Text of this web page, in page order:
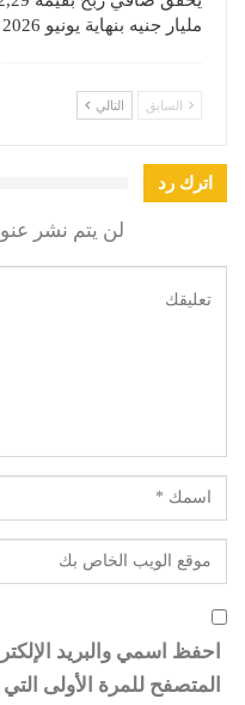
مليار جنيه بنهاية يونيو 2026
السابق التالي
اترك رد
لن يتم نشر
احفظ اسمي والبريد
المتصفح للمرة الأولى